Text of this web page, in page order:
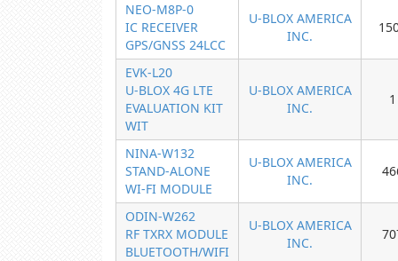
NEO-M8P-0
IC RECEIVER
GPS/GNSS 24LCC
U-BLOX AMERICA
INC.
EVK-L20
U-BLOX 4G LTE
EVALUATION KIT
WIT
U-BLOX AMERICA
INC.
1
NINA-W132
STAND-ALONE
WI-FI MODULE
U-BLOX AMERICA
INC.
ODIN-W262
RF TXRX MODULE
BLUETOOTH/WIFI
U-BLOX AMERICA
INC.